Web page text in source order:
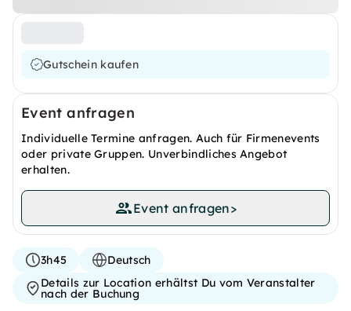
Gutschein kaufen
Event anfragen
Individuelle Termine anfragen. Auch für Firmenevents
oder private Gruppen. Unverbindliches Angebot
erhalten.
Event anfragen>
3h45
Deutsch
Details zur Location erhältst Du vom Veranstalter
nach der Buchung